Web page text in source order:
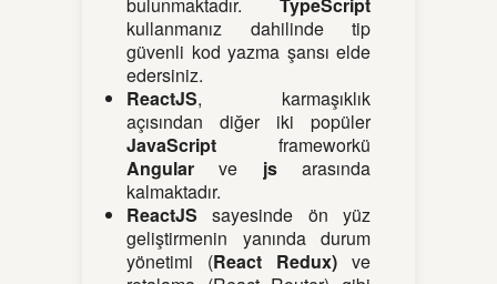
bulunmaktadır. TypeScript
kullanmanız dahilinde tip
güvenli kod yazma şansı elde
edersiniz.
ReactJS, karmaşıklık
açısından diğer iki popüler
JavaScript frameworkü
Angular ve jsarasında
kalmaktadır.
ReactJS sayesinde ön yüz
geliştirmenin yanında durum
yönetimi (React Redux) ve